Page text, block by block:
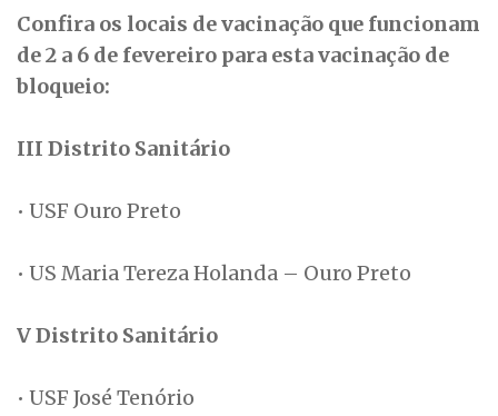
Confira os locais de vacinação que funcionam
de 2 a 6 de fevereiro para esta vacinação de
bloqueio:
III Distrito Sanitário
• USF Ouro Preto
• US Maria Tereza Holanda – Ouro Preto
V Distrito Sanitário
• USF José Tenório